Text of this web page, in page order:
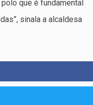
que é fundamental
sinala a alcaldesa